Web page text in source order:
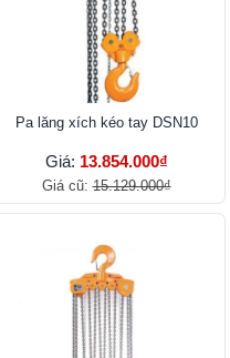
Pa lăng xích kéo tay DSN10
Giá: 13.854.000₫
Giá cũ:15.129.000₫